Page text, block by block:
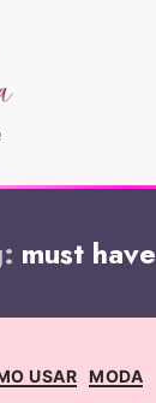
must have
USAR MODA